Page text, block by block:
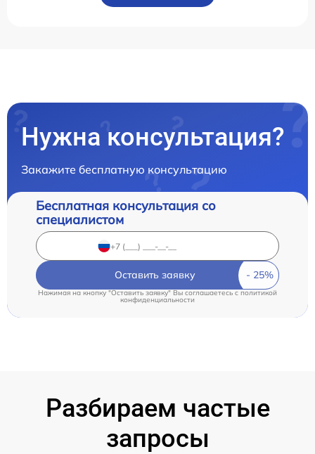
Нужна консультация?
Закажите бесплатную консультацию
Бесплатная консультация со
специалистом
Оставить заявку
Нажимая на кнопку "Оставить заявку" Вы соглашаетесь cполитикой
конфиденциальности
Разбираем частые
запросы